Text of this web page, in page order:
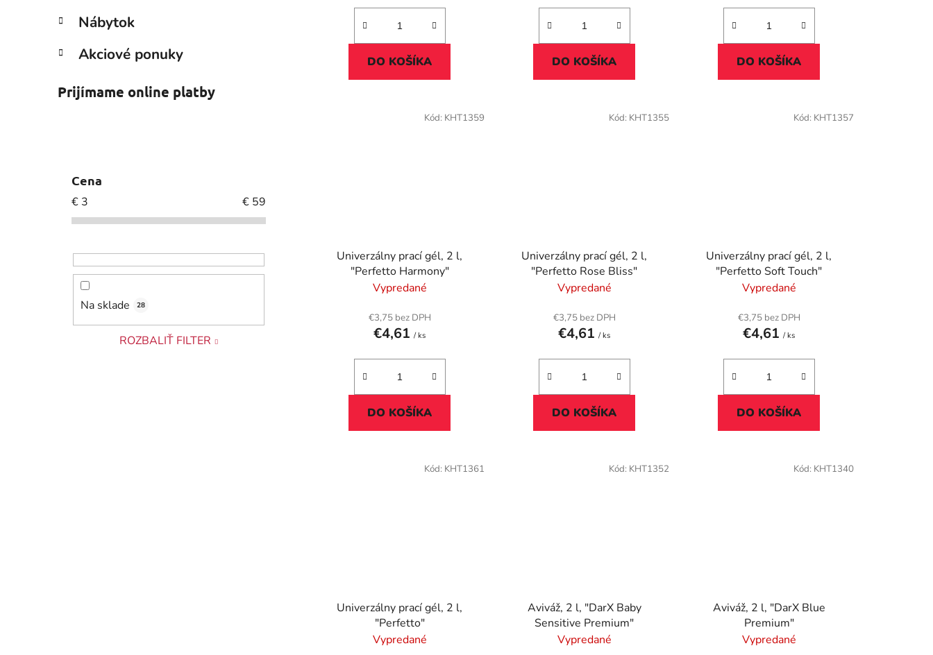
Nábytok
Akciové ponuky
Prijímame online platby
Cena
€ 3 € 59
Na sklade 28
ROZBALIŤ FILTER
DO KOŠÍKA DO KOŠÍKA DO KOŠÍKA
Univerzálny prací gél, 2 l,
"Perfetto Harmony"
Vypredané
€3,75 bez DPH
€4,61/ ks
DO KOŠÍKA
Kód: KHT1359
Univerzálny prací gél, 2 l,
"Perfetto Rose Bliss"
Vypredané
€3,75 bez DPH
€4,61/ ks
DO KOŠÍKA
Kód: KHT1355
Univerzálny prací gél, 2 l,
"Perfetto Soft Touch"
Vypredané
€3,75 bez DPH
€4,61/ ks
DO KOŠÍKA
Kód: KHT1357
Univerzálny prací gél, 2 l,
"Perfetto"
Vypredané
Kód: KHT1361
Aviváž, 2 l, "DarX Baby
Sensitive Premium"
Vypredané
Kód: KHT1352
Aviváž, 2 l, "DarX Blue
Premium"
Vypredané
Kód: KHT1340